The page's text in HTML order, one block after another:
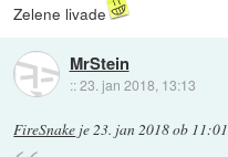
Zelene livade
MrStein
::23. jan 2018, 13:13
FireSnake je23. jan 2018 ob 11:01